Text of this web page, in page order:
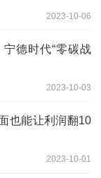
2023-10-06
德时代“零碳战
2023-10-03
也能让利润翻10
2023-10-01